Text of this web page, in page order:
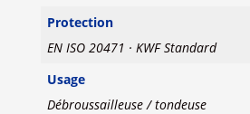
Protection
EN ISO 20471 · KWF Standard
Usage
Débroussailleuse / tondeuse